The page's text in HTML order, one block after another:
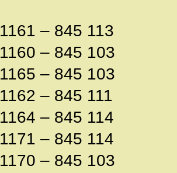
1161 – 845 113
1160 – 845 103
1165 – 845 103
1162 – 845 111
1164 – 845 114
1171 – 845 114
1170 – 845 103